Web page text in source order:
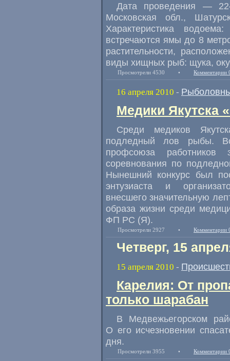
Дата проведения —
Московская обл.,
Характеристика
встречаются ямы до 8
растительности,
виды хищных рыб: щука,
Просмотрели 4530 • Комментарии
16 апреля 2010 -
Медики Якутска
Среди медиков
подледный лов рыбы.
профсоюза работников
соревнования по
Нынешний конкурс был
энтузиаста и
внесшего значительную
образа жизни среди
ФП РС (Я).
Просмотрели 2927 • Комментарии
Четверг, 15
15 апреля 2010 -
Карелия: От
только шарабан
В Медвежьегорском
О его исчезновении
дня.
Просмотрели 3955 • Комментарии